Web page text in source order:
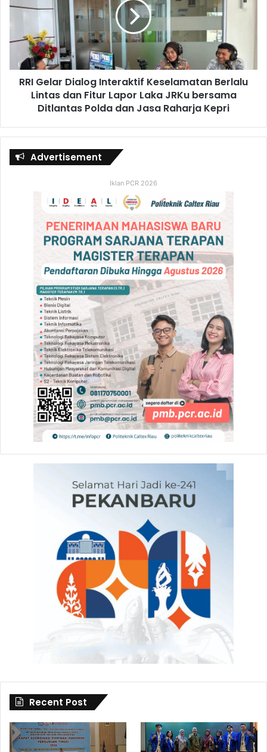
RRI Gelar Dialog Interaktif Keselamatan Berlalu
Lintas dan Fitur Lapor Laka JRKu bersama
Ditlantas Polda dan Jasa Raharja Kepri
Advertisement
Iklan PCR 2026
Recent Post